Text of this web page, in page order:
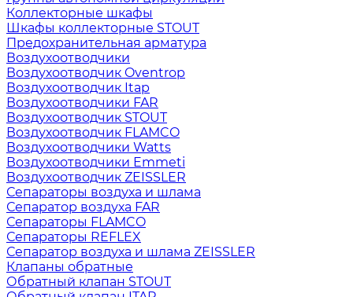
Коллекторные шкафы
Шкафы коллекторные STOUT
Предохранительная арматура
Воздухоотводчики
Воздухоотводчик Oventrop
Воздухоотводчик Itap
Воздухоотводчики FAR
Воздухоотводчик STOUT
Воздухоотводчик FLAMCO
Воздухоотводчики Watts
Воздухоотводчики Emmeti
Воздухоотводчик ZEISSLER
Сепараторы воздуха и шлама
Сепаратор воздуха FAR
Сепараторы FLAMCO
Сепараторы REFLEX
Сепаратор воздуха и шлама ZEISSLER
Клапаны обратные
Обратный клапан STOUT